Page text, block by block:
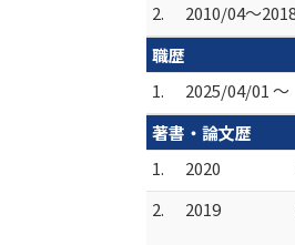
2.
2010/04～
職歴
1.
2025/04/01 ～
著書・論文歴
1.
2020
2.
2019